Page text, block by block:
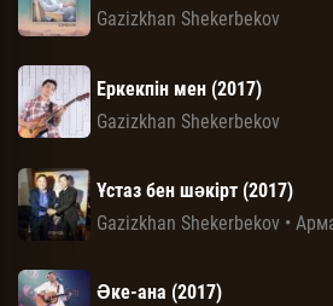
Gazizkhan Shekerbekov
Еркекпін мен (2017)
Gazizkhan Shekerbekov
Ұстаз бен шәкірт (2017)
Gazizkhan Shekerbekov •
Әке-ана (2017)